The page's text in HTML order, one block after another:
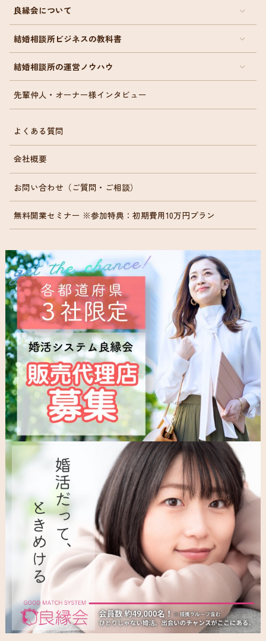
良縁会について
結婚相談所ビジネスの教科書
結婚相談所の運営ノウハウ
先輩仲人・オーナー様インタビュー
よくある質問
会社概要
お問い合わせ（ご質問・ご相談）
無料開業セミナー ※参加特典：初期費用10万円プラン